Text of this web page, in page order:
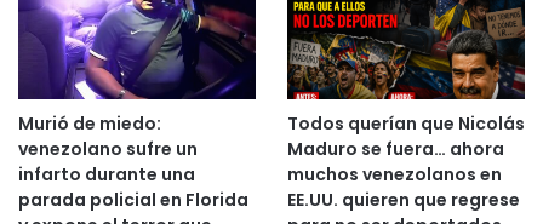
Murió de miedo:
venezolano sufre un
infarto durante una
parada policial en Florida
Todos querían que Nicolás
Maduro se fuera… ahora
muchos venezolanos en
EE.UU. quieren que regrese